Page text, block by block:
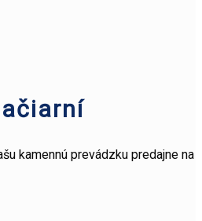
kamennú prevádzku predajne na